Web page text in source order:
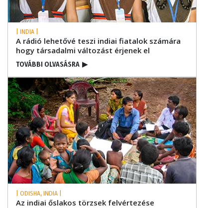
| INDIA |
A rádió lehetővé teszi indiai fiatalok számára
hogy társadalmi változást érjenek el
TOVÁBBI OLVASÁSRA ▶
| ODISHA, INDIA |
Az indiai őslakos törzsek felvértezése